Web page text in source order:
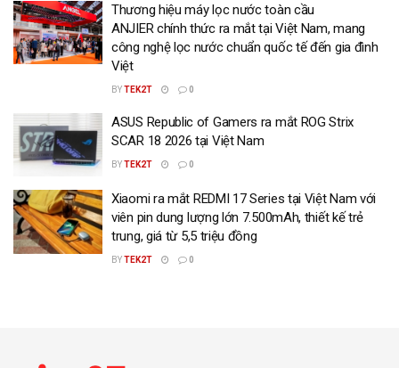
Thương hiệu máy lọc nước toàn cầu
ANJIER chính thức ra mắt tại Việt Nam, mang
công nghệ lọc nước chuẩn quốc tế đến gia đình
Việt
BYTEK2T 0
ASUS Republic of Gamers ra mắt ROG Strix
SCAR 18 2026 tại Việt Nam
BYTEK2T 0
Xiaomi ra mắt REDMI 17 Series tại Việt Nam với
viên pin dung lượng lớn 7.500mAh, thiết kế trẻ
trung, giá từ 5,5 triệu đồng
BYTEK2T 0